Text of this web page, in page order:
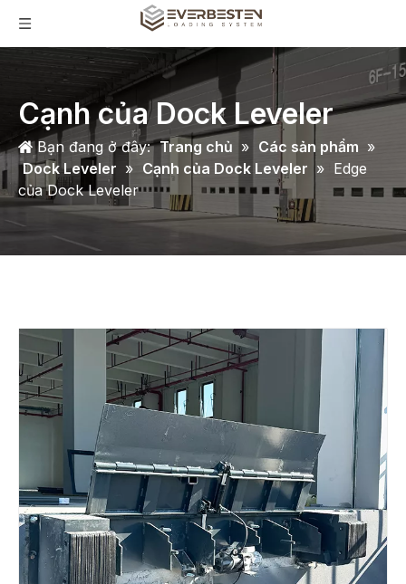
Cạnh của Dock Leveler
Bạn đang ở đây: Trang chủ » Các sản phẩm »
Dock Leveler » Cạnh của Dock Leveler » Edge
của Dock Leveler